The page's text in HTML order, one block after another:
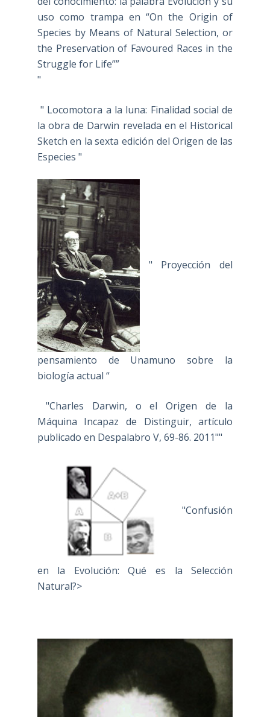
uso como trampa en “On the Origin of
Species by Means of Natural Selection, or
the Preservation of Favoured Races in the
Struggle for Life””
"
" Locomotora a la luna: Finalidad social de
la obra de Darwin revelada en el Historical
Sketch en la sexta edición del Origen de las
Especies "
" Proyección del
pensamiento de Unamuno sobre la
biología actual “
"Charles Darwin, o el Origen de la
Máquina Incapaz de Distinguir, artículo
publicado en Despalabro V, 69-86. 2011""
"Confusión
en la Evolución: Qué es la Selección
Natural?>